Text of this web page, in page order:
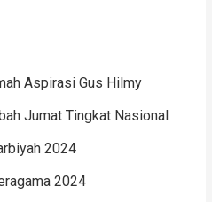
Aspirasi Gus Hilmy
Jumat Tingkat Nasional
2024
2024